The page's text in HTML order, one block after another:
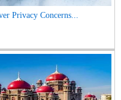
Privacy Concerns...